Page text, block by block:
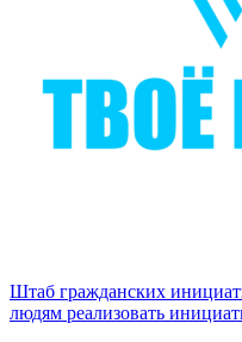
Штаб гражданских
людям реализовать